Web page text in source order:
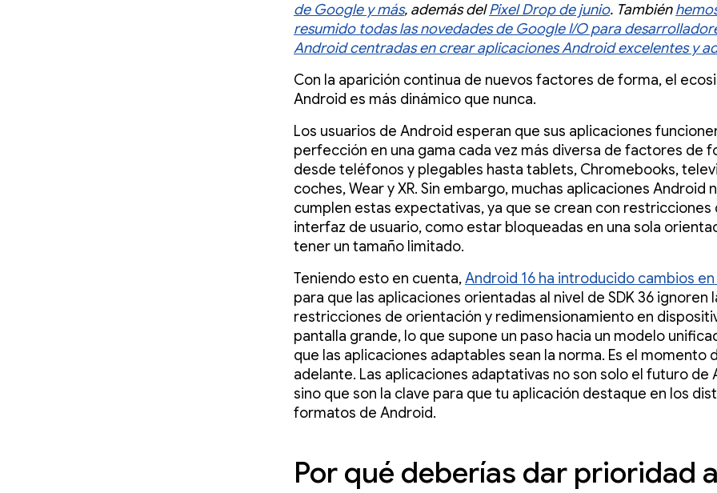
de Google y más, además delPixel Drop de junio. También
resumido todas las novedades de Google I/O para
Android centradas en crear aplicaciones Android excelentes y
Con la aparición continua de nuevos factores de forma, el
Android es más dinámico que nunca.
Los usuarios de Android esperan que sus aplicaciones
perfección en una gama cada vez más diversa de factores de
desde teléfonos y plegables hasta tablets, Chromebooks,
coches, Wear y XR. Sin embargo, muchas aplicaciones Android
cumplen estas expectativas, ya que se crean con restricciones
interfaz de usuario, como estar bloqueadas en una sola
tener un tamaño limitado.
Teniendo esto en cuenta,Android 16 ha introducido cambios en
para que las aplicaciones orientadas al nivel de SDK 36 ignoren
restricciones de orientación y redimensionamiento en
pantalla grande, lo que supone un paso hacia un modelo
que las aplicaciones adaptables sean la norma. Es el momento
adelante. Las aplicaciones adaptativas no son solo el futuro de
sino que son la clave para que tu aplicación destaque en los
formatos de Android.
Por qué deberías dar prioridad